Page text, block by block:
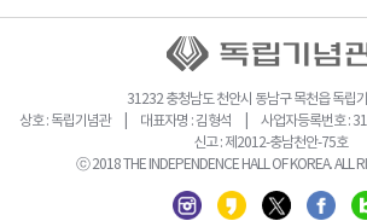
31232 충청남도 천안시 동남구 목천읍 독립
상호 : 독립기념관 | 대표자명 : 김형석 | 사업자등록번호 :
신고 : 제2012-충남천안-75호
ⓒ 2018 THE INDEPENDENCE HALL OF KOREA. ALL